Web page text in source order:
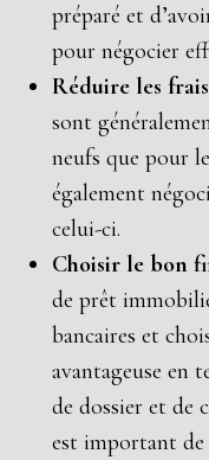
préparé et
pour négocier
Réduire les
sont
neufs que pour
également
celui-ci.
Choisir le bon
de prêt
bancaires et
avantageuse en
de dossier et de
est important